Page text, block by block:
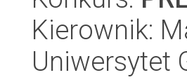
Kierownik:
Uniwersytet